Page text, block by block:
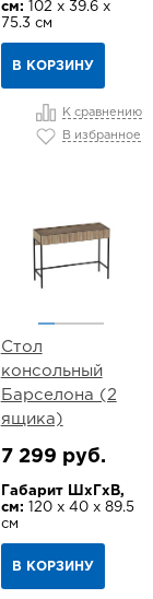
см: 102 х 39.6 х
75.3 см
В КОРЗИНУ
К сравнению
В избранное
Стол
консольный
Барселона (2
ящика)
7 299 руб.
Габарит ШхГхВ,
см: 120 х 40 х 89.5
см
В КОРЗИНУ